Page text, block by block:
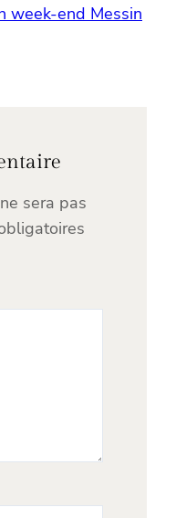
week-end Messin
sera pas